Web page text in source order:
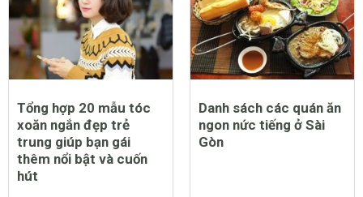
Tổng hợp 20 mẫu tóc
xoăn ngắn đẹp trẻ
trung giúp bạn gái
thêm nổi bật và cuốn
hút
Danh sách các quán ăn
ngon nức tiếng ở Sài
Gòn